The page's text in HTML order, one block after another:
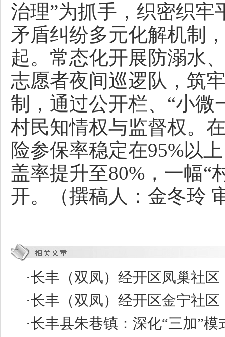
治理”为抓手，织密织牢
矛盾纠纷多元化解机制
起。常态化开展防溺水
志愿者夜间巡逻队，筑
制，通过公开栏、“小微
村民知情权与监督权。
险参保率稳定在95%以
盖率提升至80%，一幅“
开。（撰稿人：金冬玲
·长丰（双凤）经开区凤巢社区
·长丰（双凤）经开区金宁社区
·长丰县朱巷镇：深化“三加”